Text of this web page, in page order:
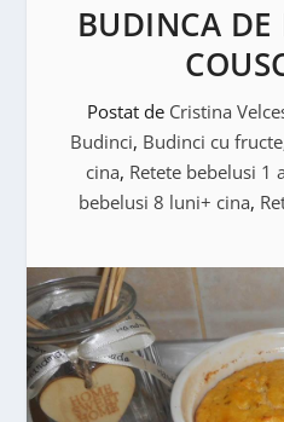
BUDINCA DE
Postat de Cristina
Budinci, Budinci cu fructe
cina, Retete bebelusi 1
bebelusi 8 luni+ cina,